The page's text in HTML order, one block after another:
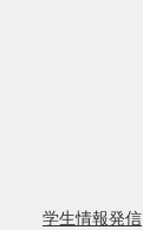
学生情報発信